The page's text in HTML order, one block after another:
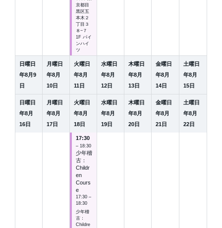
京都目
黒区五
本木２
丁目３
８−７
1F パイ
ンハイ
ツ
日曜日
年8月9
日
月曜日
年8月
10 日
火曜日
年8月
11 日
水曜日
年8月
12 日
木曜日
年8月
13 日
金曜日
年8月
14 日
土曜日
年8月
15 日
日曜日
年8月
16 日
月曜日
年8月
17 日
火曜日
年8月
18 日
17:30
– 18:30
少年稽
古：
Childr
en
Cours
e
17:30 –
18:30
少年稽
古：
Childre
水曜日
年8月
19 日
木曜日
年8月
20 日
金曜日
年8月
21 日
土曜日
年8月
22 日